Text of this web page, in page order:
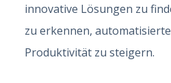
innovative Lösungen zu
zu erkennen,
Produktivität zu steigern.